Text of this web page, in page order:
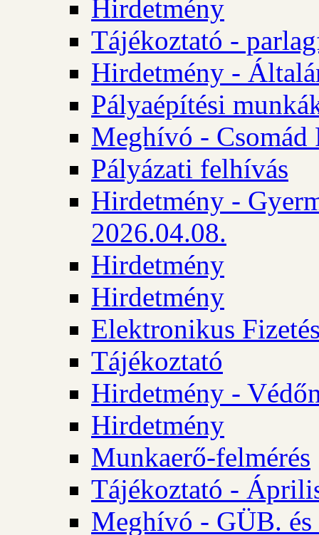
Hirdetmény
Tájékoztató -
Hirdetmény -
Pályaépítési
Meghívó - Csomád
Pályázati felhívás
Hirdetmény -
2026.04.08.
Hirdetmény
Hirdetmény
Elektronikus
Tájékoztató
Hirdetmény -
Hirdetmény
Munkaerő-felmérés
Tájékoztató -
Meghívó - GÜB.